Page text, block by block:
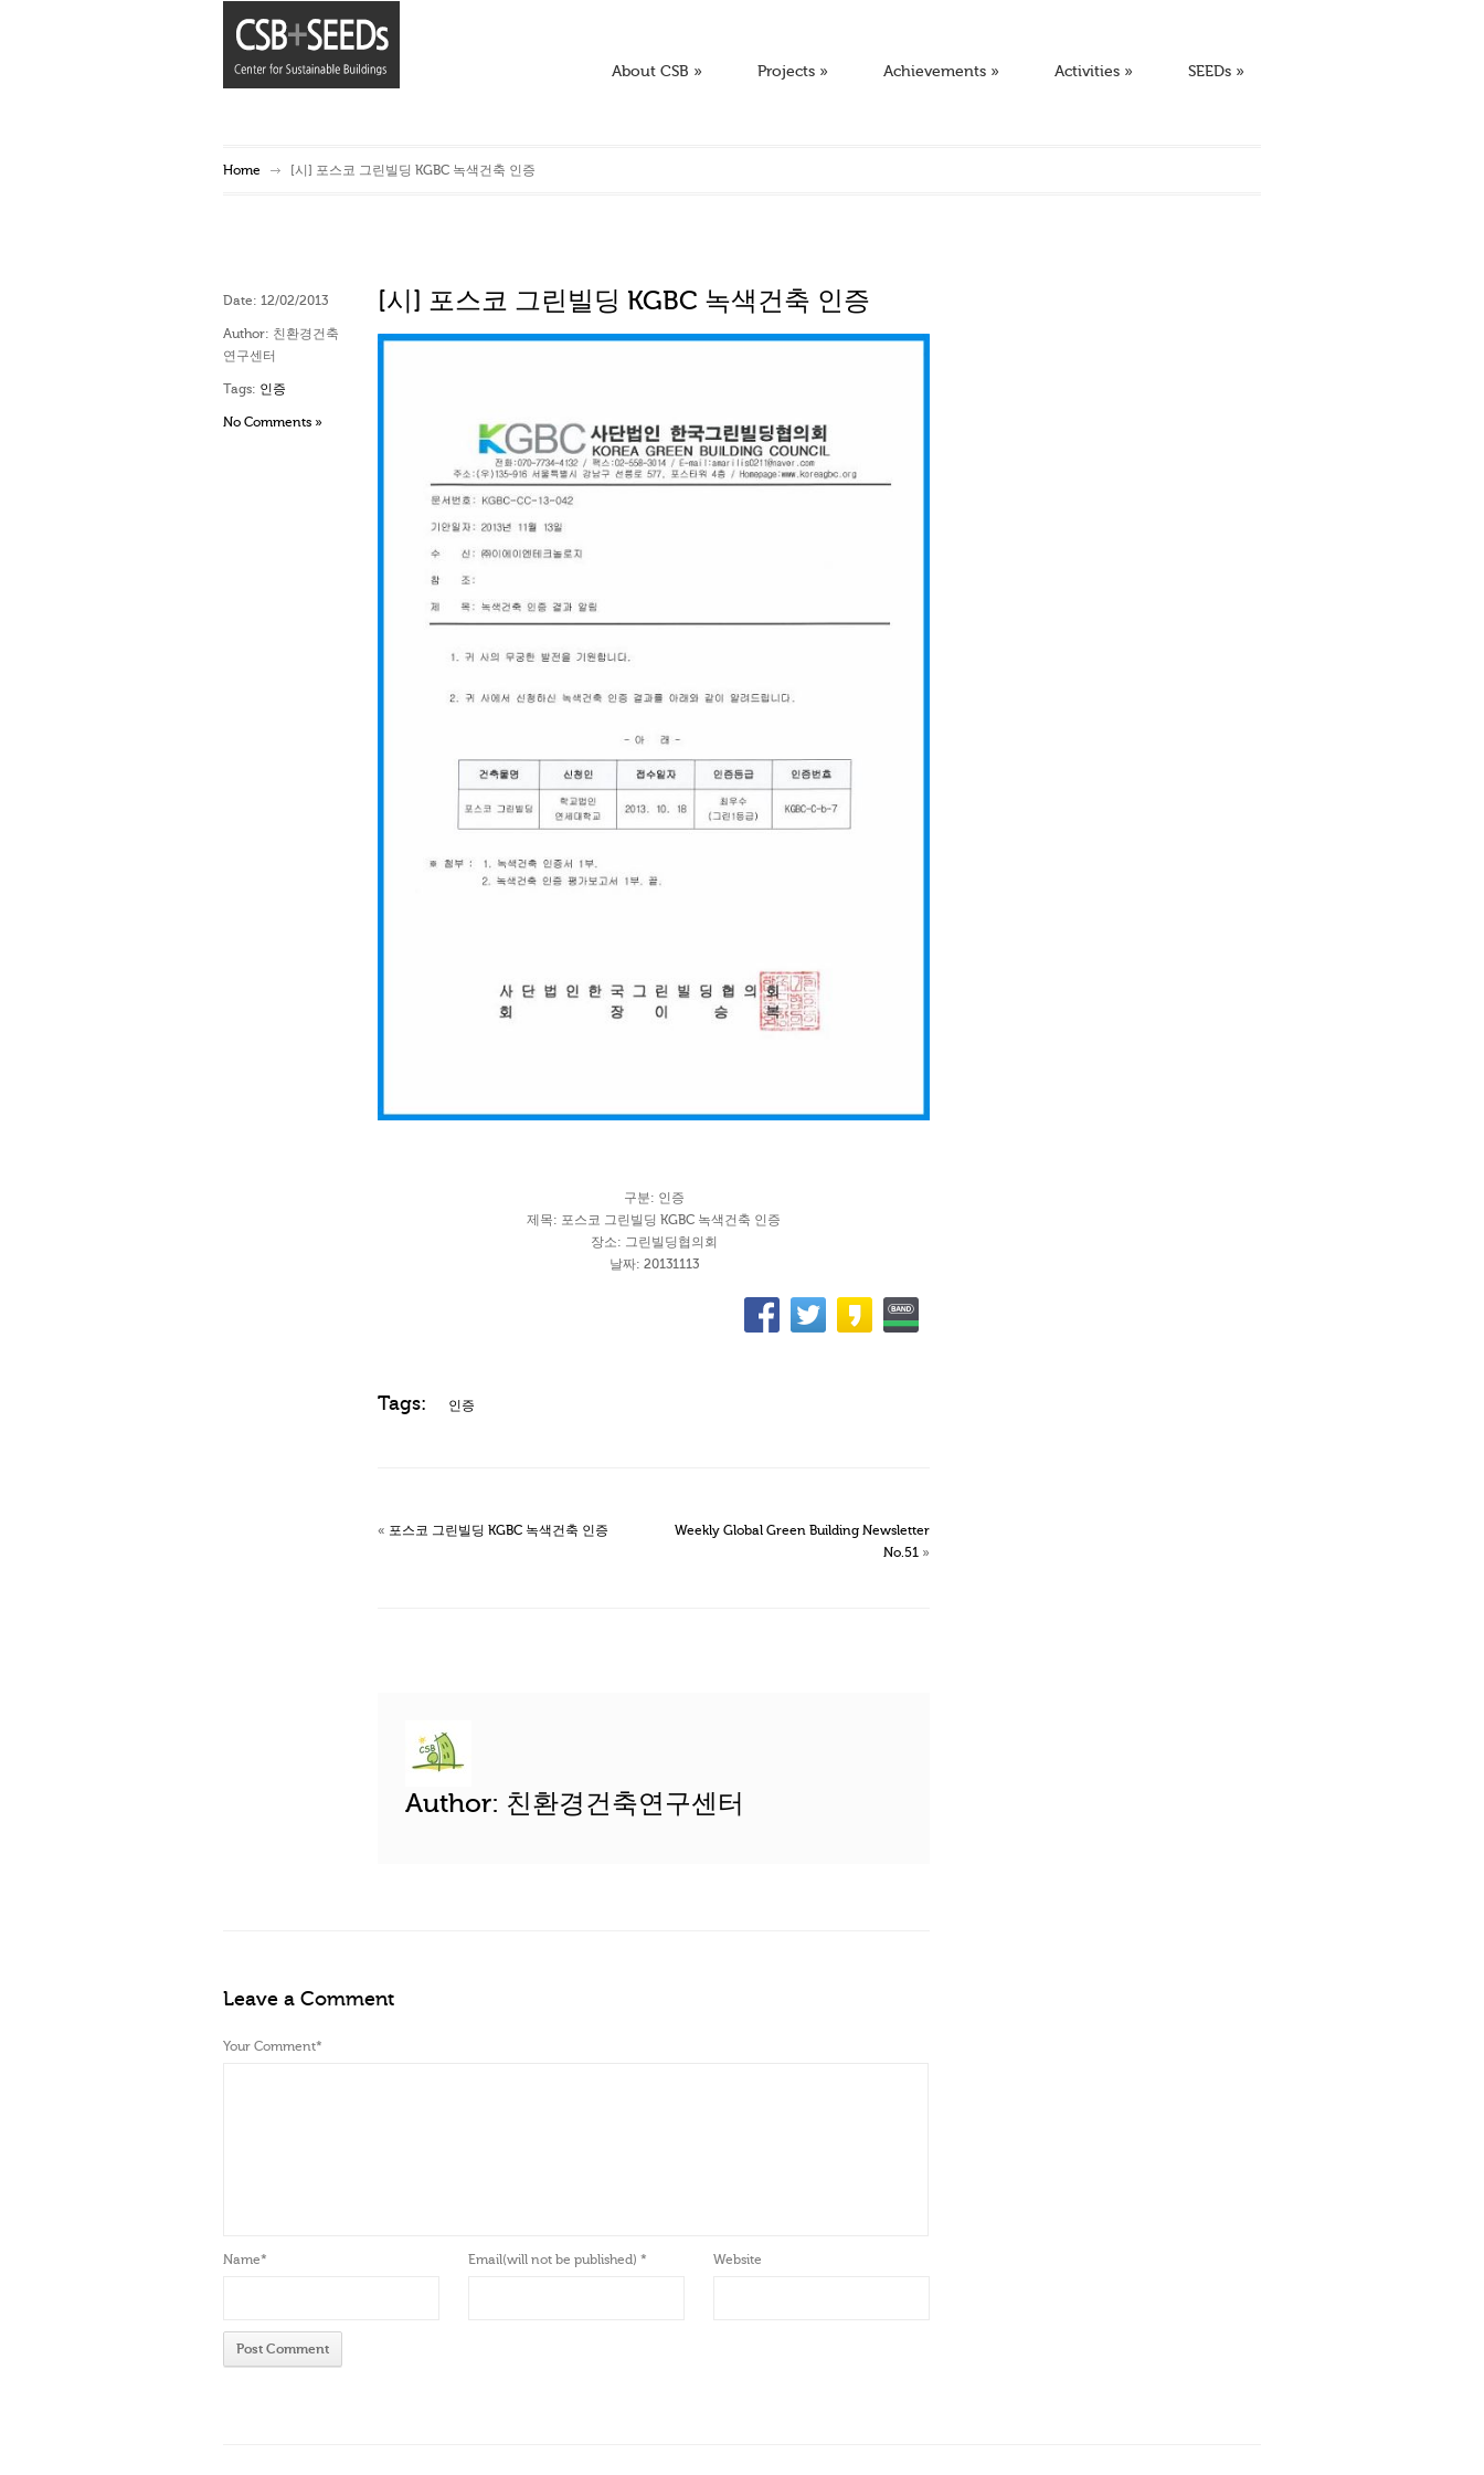
About CSB » Projects » Achievements » Activities » SEEDs »
Home [시] 포스코 그린빌딩 KGBC 녹색건축 인증
Date: 12/02/2013
Author: 친환경건축
연구센터
Tags: 인증
No Comments »
[시] 포스코 그린빌딩 KGBC 녹색건축 인증
구분: 인증
제목: 포스코 그린빌딩 KGBC 녹색건축 인증
장소: 그린빌딩협의회
날짜: 20131113
Tags: 인증
« 포스코 그린빌딩 KGBC 녹색건축 인증
Weekly Global Green Building Newsletter
No.51 »
Author: 친환경건축연구센터
Leave a Comment
Your Comment*
Name* Email(will not be published) * Website